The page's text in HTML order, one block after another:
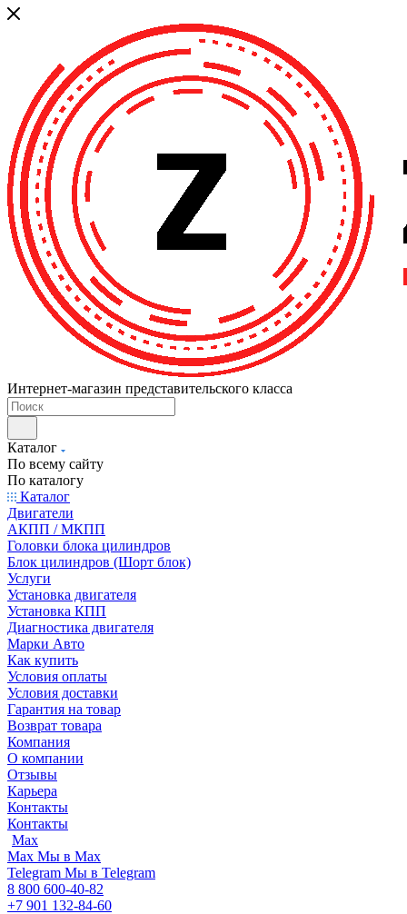
Интернет-магазин представительского класса
Каталог
По всему сайту
По каталогу
Каталог
Двигатели
АКПП / МКПП
Головки блока цилиндров
Блок цилиндров (Шорт блок)
Услуги
Установка двигателя
Установка КПП
Диагностика двигателя
Марки Авто
Как купить
Условия оплаты
Условия доставки
Гарантия на товар
Возврат товара
Компания
О компании
Отзывы
Карьера
Контакты
Контакты
Max
Max Мы в Max
Telegram Мы в Telegram
8 800 600-40-82
+7 901 132-84-60